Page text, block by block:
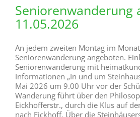
Seniorenwanderung
11.05.2026
An jedem zweiten Montag im
Seniorenwanderung angeboten.
Seniorenwanderung mit
Informationen „In und um
Mai 2026 um 9.00 Uhr vor der
Wanderung führt über den
Eickhofferstr., durch die Klus auf
nach Eickhoff. Über die